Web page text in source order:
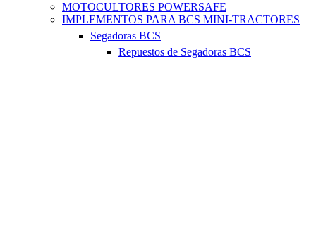
MOTOCULTORES POWERSAFE
IMPLEMENTOS PARA BCS MINI-TRACTORES
Segadoras BCS
Repuestos de Segadoras BCS